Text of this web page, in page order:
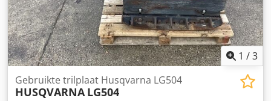
1 /3
Gebruikte trilplaat Husqvarna LG504
HUSQVARNA LG504